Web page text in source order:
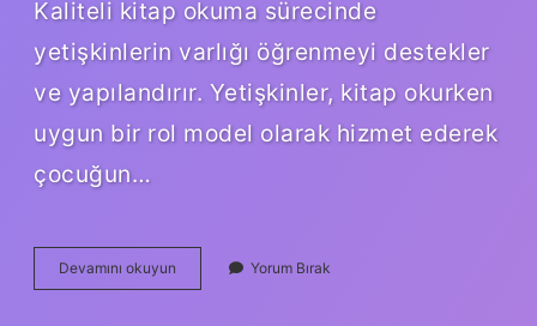
Kaliteli kitap okuma sürecinde
yetişkinlerin varlığı öğrenmeyi destekler
ve yapılandırır. Yetişkinler, kitap okurken
uygun bir rol model olarak hizmet ederek
çocuğun…
Devamını okuyun
Kitap
Yorum Bırak